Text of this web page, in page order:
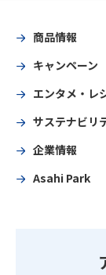
商品情報
キャンペーン
エンタメ・レ
サステナビリ
企業情報
Asahi Park